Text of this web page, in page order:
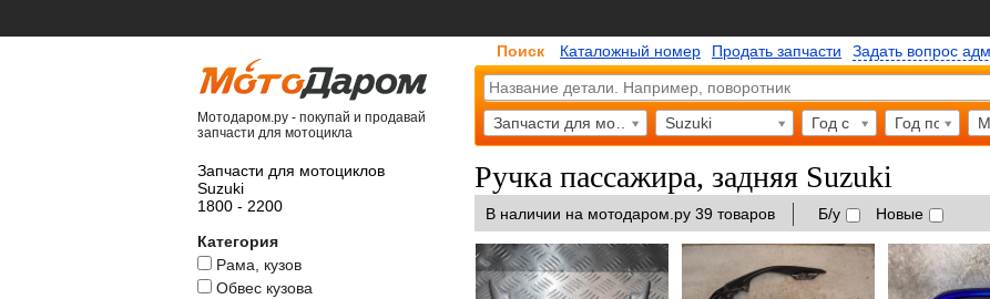
Мотодаром.ру - покупай и продавай
запчасти для мотоцикла
Запчасти для мотоциклов
Suzuki
1800 - 2200
Категория
Рама, кузов
Обвес кузова
Поиск Каталожный номер Продать запчасти Задать вопрос
Suzuki Год с Год по
Ручка пассажира, задняя Suzuki
В наличии на мотодаром.ру 39 товаров Б/у Новые